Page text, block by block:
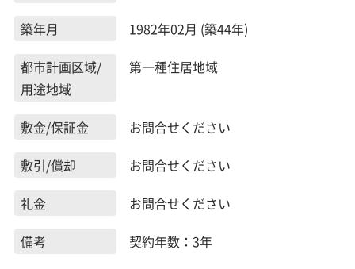
築年月
1982年02月 (築44年)
都市計画区域/
用途地域
第一種住居地域
敷金/保証金
お問合せください
敷引/償却
お問合せください
礼金
お問合せください
備考
契約年数：3年